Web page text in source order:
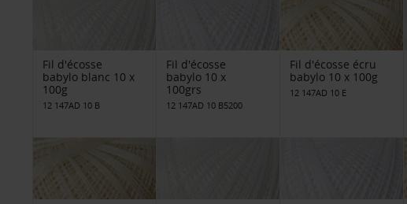
Fil d'écosse
babylo blanc 10 x
100g
12 147AD 10 B
Fil d'écosse
babylo 10 x
100grs
12 147AD 10 B5200
Fil d'écosse écru
babylo 10 x 100g
12 147AD 10 E